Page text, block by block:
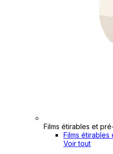
Films étirables et
Films étirables
Voir tout